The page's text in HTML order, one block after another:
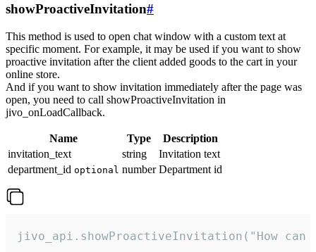
showProactiveInvitation#
This method is used to open chat window with a custom text at
specific moment. For example, it may be used if you want to show
proactive invitation after the client added goods to the cart in your
online store.
And if you want to show invitation immediately after the page was
open, you need to call showProactiveInvitation in
jivo_onLoadCallback.
Name Type
Description
invitation_text
string
Invitation text
department_id optional number Department id
jivo_api.showProactiveInvitation("How